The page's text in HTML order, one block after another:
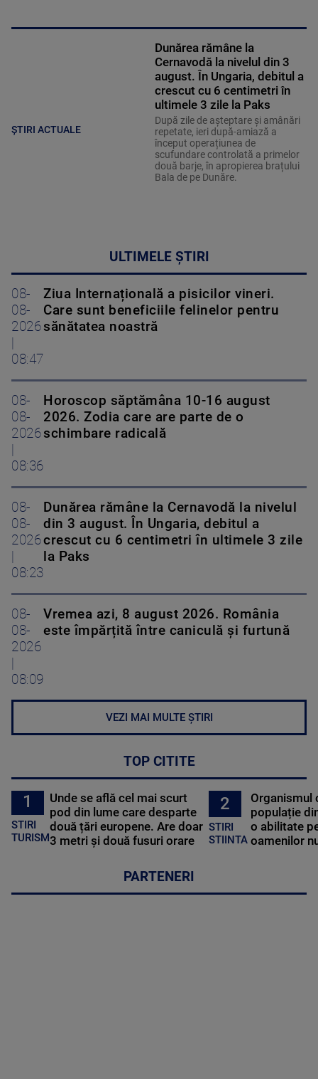
ȘTIRI ACTUALE
Dunărea rămâne la
Cernavodă la nivelul din 3
august. În Ungaria, debitul a
crescut cu 6 centimetri în
ultimele 3 zile la Paks
După zile de așteptare și amânări
repetate, ieri după-amiază a
început operațiunea de
scufundare controlată a primelor
două barje, în apropierea brațului
Bala de pe Dunăre.
ULTIMELE ȘTIRI
08-
08-
2026
08:47
Ziua Internațională a pisicilor vineri.
Care sunt beneficiile felinelor pentru
sănătatea noastră
08-
08-
2026
08:36
Horoscop săptămâna 10-16 august
2026. Zodia care are parte de o
schimbare radicală
08-
08-
2026
08:23
Dunărea rămâne la Cernavodă la nivelul
din 3 august. În Ungaria, debitul a
crescut cu 6 centimetri în ultimele 3 zile
la Paks
08-
08-
2026
08:09
Vremea azi, 8 august 2026. România
este împărțită între caniculă și furtună
VEZI MAI MULTE ȘTIRI
TOP CITITE
1
STIRI
TURISM
Unde se află cel mai scurt
pod din lume care desparte
două țări europene. Are doar
3 metri și două fusuri orare
2
STIRI
STIINTA
Organismul
populație
o abilitate
oamenilor
PARTENERI